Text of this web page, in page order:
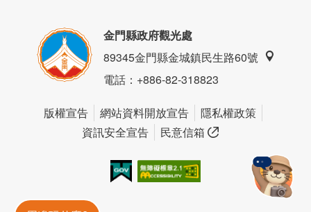
金門縣政府觀光處
89345金門縣金城鎮民生路60號
電話：+886-82-318823
版權宣告 網站資料開放宣告
隱私權政策
資訊安全宣告
民意信箱